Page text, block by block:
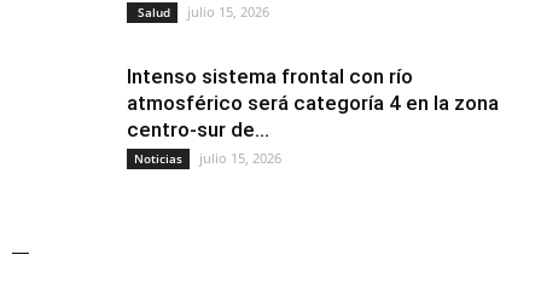
Salud julio 15, 2026
Intenso sistema frontal con río
atmosférico será categoría 4 en la zona
centro-sur de...
Noticias julio 15, 2026
—